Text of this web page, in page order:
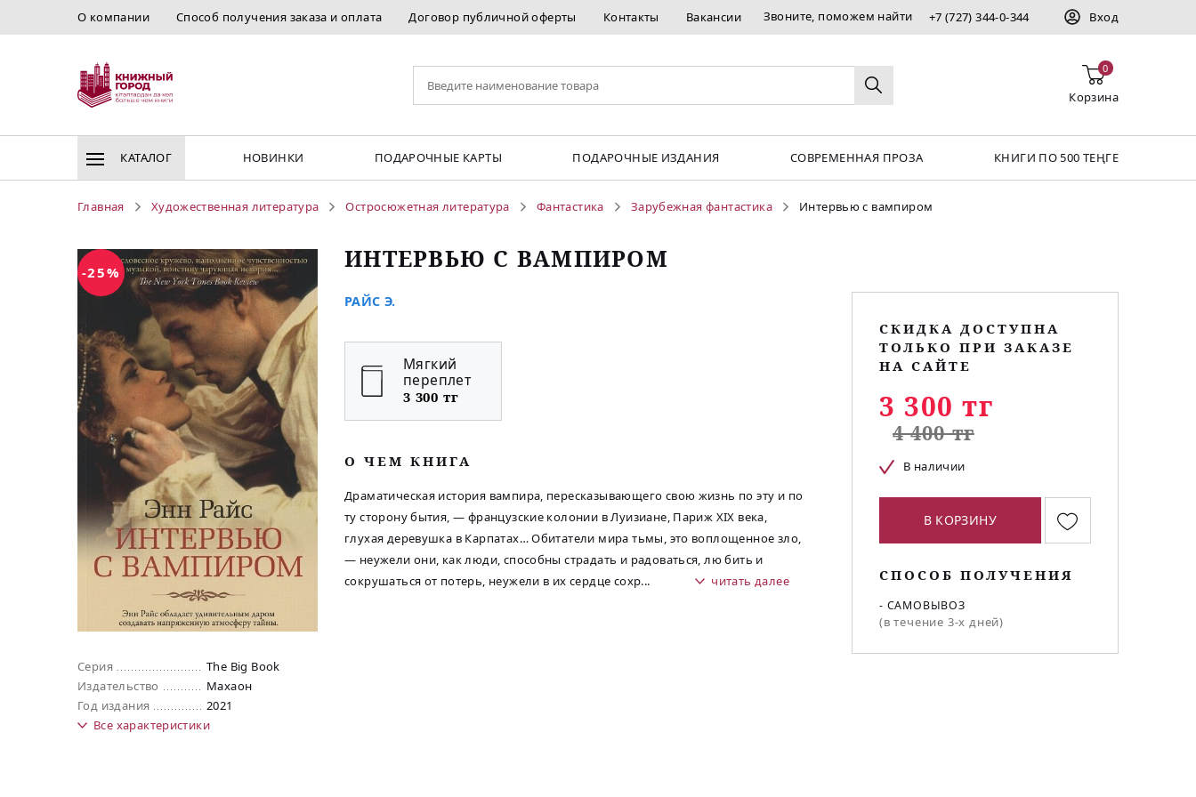
О компании Способ получения заказа и оплата Договор публичной оферты Контакты Вакансии Звоните, поможем найти +7 (727) 344-0-344 Вход
0
Корзина
КАТАЛОГ НОВИНКИ ПОДАРОЧНЫЕ КАРТЫ ПОДАРОЧНЫЕ ИЗДАНИЯ СОВРЕМЕННАЯ ПРОЗА КНИГИ ПО 500 ТЕҢГЕ
Главная Художественная литература Остросюжетная литература Фантастика Зарубежная фантастика Интервью с вампиром
-25%
Серия
The Big Book
Издательство
Махаон
Год издания
2021
Все характеристики
ИНТЕРВЬЮ С ВАМПИРОМ
РАЙС Э.
Мягкий
переплет
3 300 тг
O ЧЕМ КНИГА
Драматическая история вампира, пересказывающего свою жизнь по эту и по
ту сторону бытия, — французские колонии в Луизиане, Париж XIX века,
глухая деревушка в Карпатах… Обитатели мира тьмы, это воплощенное зло,
— неужели они, как люди, способны страдать и радоваться, лю бить и
сокрушаться от потерь, неужели в их сердце сохр... читать далее
СКИДКА ДОСТУПНА
ТОЛЬКО ПРИ ЗАКАЗЕ
НА САЙТЕ
3 300 тг
4 400 тг
В наличии
В КОРЗИНУ
СПОСОБ ПОЛУЧЕНИЯ
- САМОВЫВОЗ
(в течение 3-х дней)